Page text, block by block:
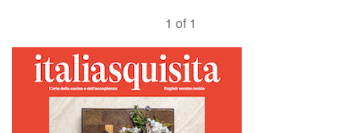
1 of 1